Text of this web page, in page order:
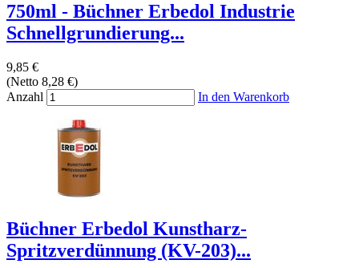
750ml - Büchner Erbedol Industrie
Schnellgrundierung...
9,85 €
(Netto 8,28 €)
Anzahl
In den Warenkorb
Büchner Erbedol Kunstharz-
Spritzverdünnung (KV-203)...